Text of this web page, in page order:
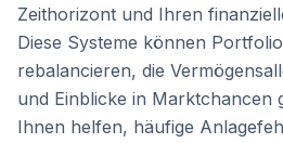
Zeithorizont und Ihren
Diese Systeme können
rebalancieren, die
und Einblicke in Marktchancen
Ihnen helfen, häufige